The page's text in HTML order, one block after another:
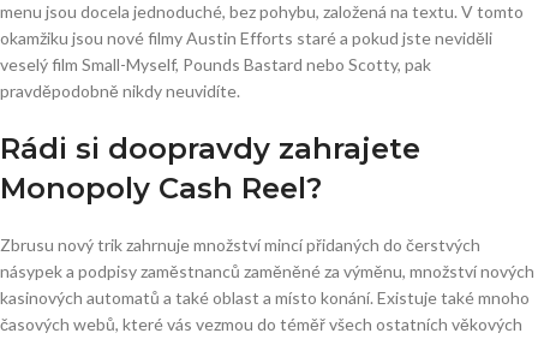
menu jsou docela jednoduché, bez pohybu, založená na textu. V tomto
okamžiku jsou nové filmy Austin Efforts staré a pokud jste neviděli
veselý film Small-Myself, Pounds Bastard nebo Scotty, pak
pravděpodobně nikdy neuvidíte.
Rádi si doopravdy zahrajete
Monopoly Cash Reel?
Zbrusu nový trik zahrnuje množství mincí přidaných do čerstvých
násypek a podpisy zaměstnanců zaměněné za výměnu, množství nových
kasinových automatů a také oblast a místo konání. Existuje také mnoho
časových webů, které vás vezmou do téměř všech ostatních věkových